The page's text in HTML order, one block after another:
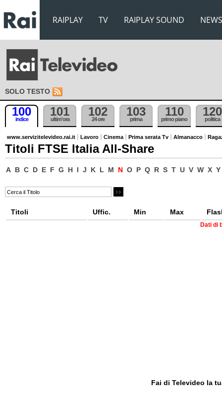
RAIPLAY TV RAIPLAY SOUND NEWS
SOLO TESTO
100
indice
101
ultim'ora
102
24 ore
103
prima
110
primo piano
120
politica
www.servizitelevideo.rai.it Lavoro Cinema Prima serata Tv Almanacco
Titoli FTSE Italia All-Share
A B C D E F G H I J K L M N O P Q R S T U V W X Y
Titoli Uffic. Min Max
Dati di
Fai di Televideo la